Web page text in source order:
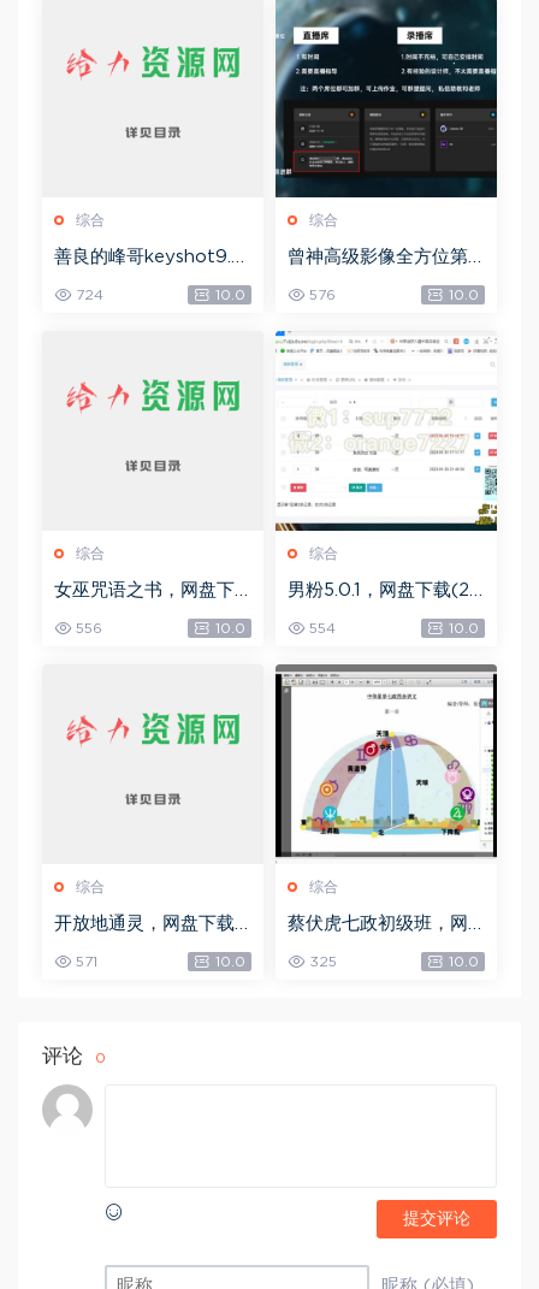
综合
善良的峰哥keyshot9.0
自学宝典，网盘下载(2.3
6G)
724 10.0
综合
曾神高级影像全方位第
四期，网盘下载(49.08
G)
576 10.0
综合
女巫咒语之书，网盘下
556 10.0
综合
男粉5.0.1，网盘下载(25
554 10.0
综合
开放地通灵，网盘下载
571 10.0
综合
蔡伏虎七政初级班，网
325 10.0
评论 0
提交评论